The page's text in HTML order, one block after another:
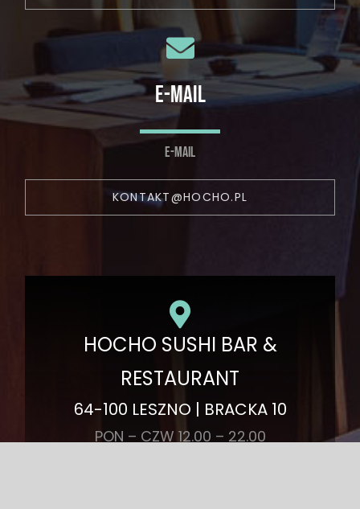
E-MAIL
E-MAIL
KONTAKT@HOCHO.PL
HOCHO SUSHI BAR &
RESTAURANT
64-100 LESZNO | BRACKA 10
PON – CZW 12.00 – 22.00